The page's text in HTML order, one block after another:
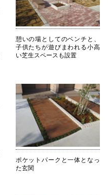
憩いの場としてのベンチと、
子供たちが遊びまわれる小高
い芝生スペースも設置
ポケットパークと一体となっ
た玄関